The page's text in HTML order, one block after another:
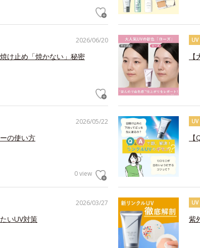
2026/06/20
け止め「焼かない」秘密
UV
2026/05/22
の使い方
0 view
UV
2026/03/27
いUV対策
UV
紫